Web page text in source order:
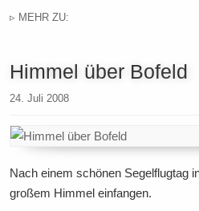
▹ MEHR ZU:
Himmel über Bofeld
24. Juli 2008
Nach einem schönen Segelflugtag
großem Himmel einfangen.